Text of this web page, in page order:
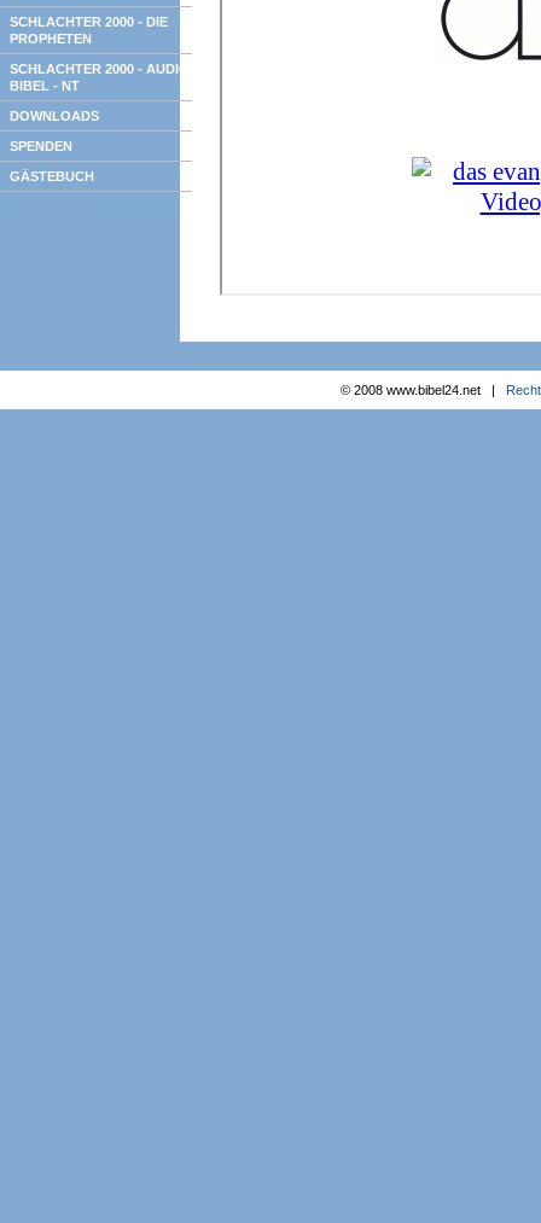
SCHLACHTER 2000 - DIE
PROPHETEN
SCHLACHTER 2000 - AUDIO
BIBEL - NT
DOWNLOADS
SPENDEN
GÄSTEBUCH
© 2008 www.bibel24.net |